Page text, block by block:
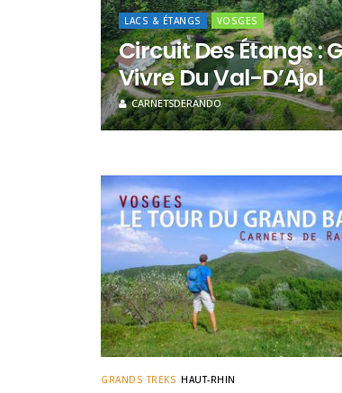
LACS & ÉTANGS VOSGES
Circuit Des Étangs :
Vivre Du Val-D’Ajol
CARNETSDERANDO
GRANDS TREKS HAUT-RHIN